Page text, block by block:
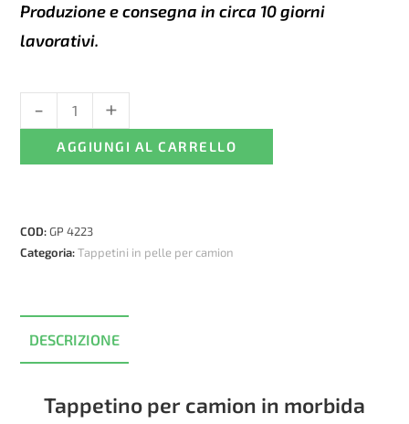
Produzione e consegna in circa 10 giorni
lavorativi.
in
trasmissione
manuale
2012)
- +
AGGIUNGI AL CARRELLO
COD:GP 4223
Categoria:Tappetini in pelle per camion
DESCRIZIONE
Tappetino per camion in morbida